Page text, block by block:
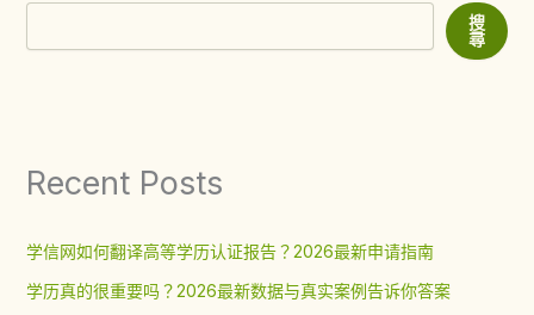
搜
尋
Recent Posts
学信网如何翻译高等学历认证报告？2026最新申请指南
学历真的很重要吗？2026最新数据与真实案例告诉你答案